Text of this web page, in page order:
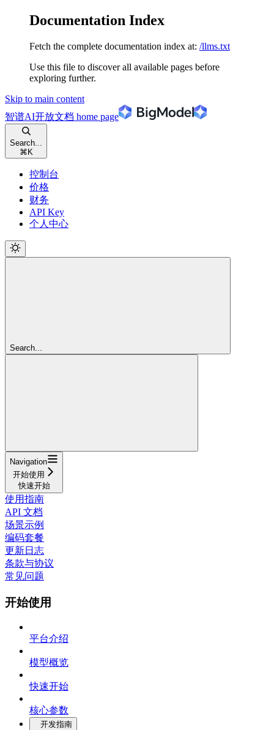
Documentation Index
Fetch the complete documentation index at: /llms.txt
Use this file to discover all available pages before
exploring further.
Skip to main content
智谱AI开放文档 home page
Search...
⌘ K
控制台
价格
财务
API Key
个人中心
Search...
Navigation
开始使用
快速开始
使用指南
API 文档
场景示例
编码套餐
更新日志
条款与协议
常见问题
开始使用
平台介绍
模型概览
快速开始
核心参数
开发指南